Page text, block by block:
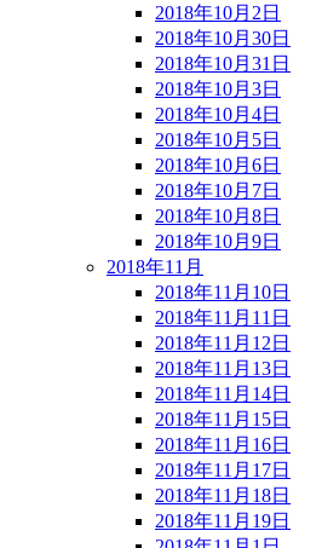
2018年10月2日
2018年10月30日
2018年10月31日
2018年10月3日
2018年10月4日
2018年10月5日
2018年10月6日
2018年10月7日
2018年10月8日
2018年10月9日
2018年11月
2018年11月10日
2018年11月11日
2018年11月12日
2018年11月13日
2018年11月14日
2018年11月15日
2018年11月16日
2018年11月17日
2018年11月18日
2018年11月19日